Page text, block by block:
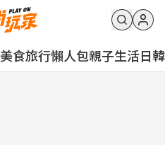
美食旅行懶人包親子生活日韓